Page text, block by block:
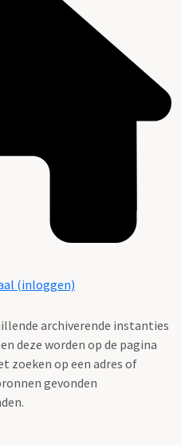
(inloggen)
archiverende instanties
deze worden op de pagina
zoeken op een adres of
gevonden